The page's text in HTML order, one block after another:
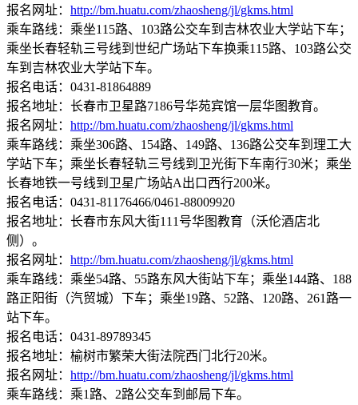
报名网址： http://bm.huatu.com/zhaosheng/jl/gkms.html
乘车路线：乘坐115路、103路公交车到吉林农业大学站下车；
乘坐长春轻轨三号线到世纪广场站下车换乘115路、103路公交
车到吉林农业大学站下车。
报名电话：0431-81864889
报名地址：长春市卫星路7186号华苑宾馆一层华图教育。
报名网址： http://bm.huatu.com/zhaosheng/jl/gkms.html
乘车路线：乘坐306路、154路、149路、136路公交车到理工大
学站下车；乘坐长春轻轨三号线到卫光街下车南行30米；乘坐
长春地铁一号线到卫星广场站A出口西行200米。
报名电话：0431-81176466/0461-88009920
报名地址：长春市东风大街111号华图教育（沃伦酒店北
侧）。
报名网址： http://bm.huatu.com/zhaosheng/jl/gkms.html
乘车路线：乘坐54路、55路东风大街站下车；乘坐144路、188
路正阳街（汽贸城）下车；乘坐19路、52路、120路、261路一
站下车。
报名电话：0431-89789345
报名地址：榆树市繁荣大街法院西门北行20米。
报名网址： http://bm.huatu.com/zhaosheng/jl/gkms.html
乘车路线：乘1路、2路公交车到邮局下车。